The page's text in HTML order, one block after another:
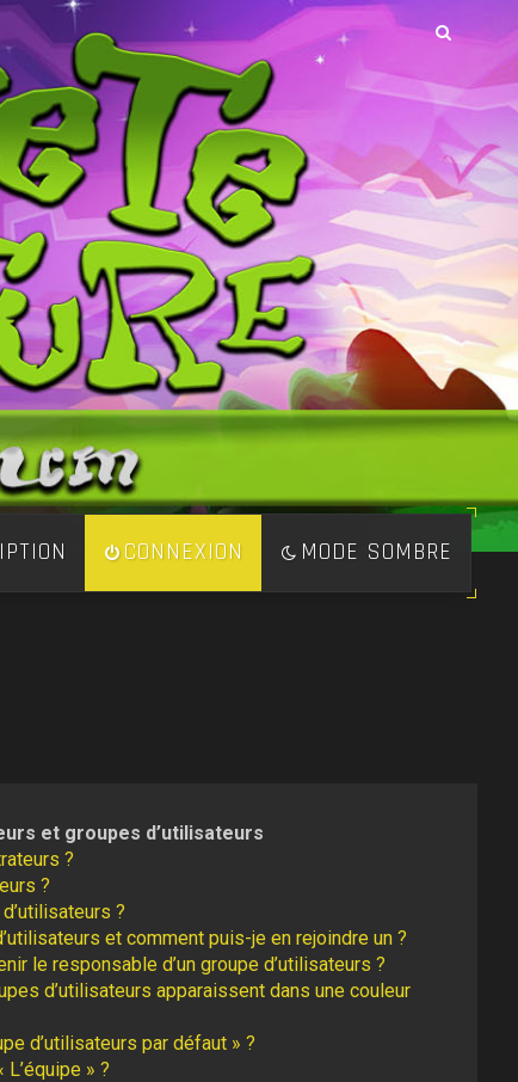
MODE SOMBRE
CONNEXION
et groupes d’utilisateurs
?
?
?
et comment puis-je en rejoindre un ?
le responsable d’un groupe d’utilisateurs ?
d’utilisateurs apparaissent dans une couleur
d’utilisateurs par défaut » ?
L’équipe » ?